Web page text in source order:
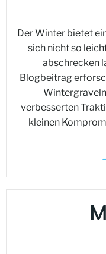
Der Winter bietet
sich nicht so
abschrecken
Blogbeitrag
verbesserten
kleinen